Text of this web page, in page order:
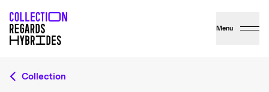
Menu
Collection